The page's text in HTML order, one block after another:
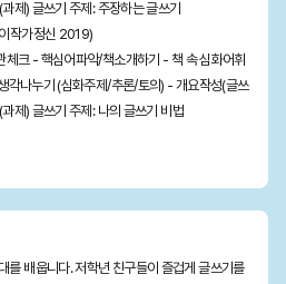
제) 글쓰기 주제: 주장하는 글쓰기
작가정신 2019)
크 - 핵심어파악/책소개하기 - 책 속 심화어휘
각나누기 (심화주제/추론/토의) - 개요작성(글쓰
제) 글쓰기 주제: 나의 글쓰기 비법
를 배웁니다. 저학년 친구들이 즐겁게 글쓰기를